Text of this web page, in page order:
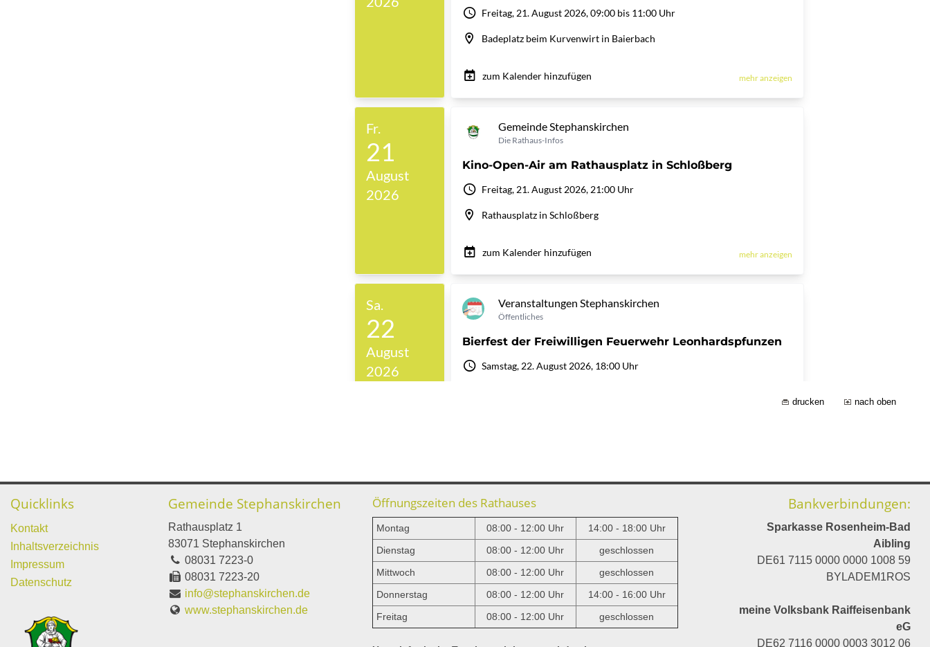
drucken nach oben
Quicklinks
Kontakt
Inhaltsverzeichnis
Impressum
Datenschutz
Gemeinde Stephanskirchen
Rathausplatz 1
83071 Stephanskirchen
08031 7223-0
08031 7223-20
info@stephanskirchen.de
www.stephanskirchen.de
Öffnungszeiten des Rathauses
Montag 08:00 - 12:00 Uhr
14:00 - 18:00 Uhr
Dienstag
08:00 - 12:00 Uhr
geschlossen
Mittwoch
08:00 - 12:00 Uhr
geschlossen
Donnerstag
08:00 - 12:00 Uhr
14:00 - 16:00 Uhr
Freitag
08:00 - 12:00 Uhr geschlossen
Bankverbindungen:
Sparkasse Rosenheim-Bad
Aibling
DE61 7115 0000 0000 1008 59
BYLADEM1ROS
meine Volksbank Raiffeisenbank
eG
DE62 7116 0000 0003 3012 06